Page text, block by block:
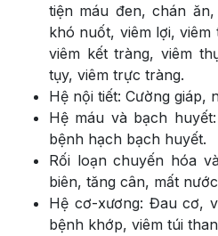
tiện máu đen, chán
khó nuốt, viêm lợi, viêm
viêm kết tràng, viêm
tụy, viêm trực tràng.
Hệ nội tiết: Cường giáp,
Hệ máu và bạch
bệnh hạch bạch huyết.
Rối loạn chuyến hóa
biên, tăng cân, mất
Hệ cơ-xương: Đau cơ,
bệnh khớp, viêm túi